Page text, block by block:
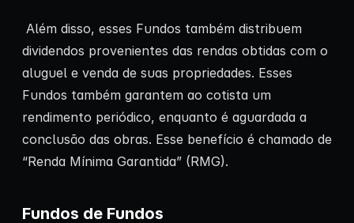
Além disso, esses Fundos também distribuem
dividendos provenientes das rendas obtidas com o
aluguel e venda de suas propriedades. Esses
Fundos também garantem ao cotista um
rendimento periódico, enquanto é aguardada a
conclusão das obras. Esse benefício é chamado de
“Renda Mínima Garantida” (RMG).
Fundos de Fundos